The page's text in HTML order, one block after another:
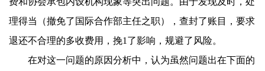
理得当（撤免了国际合作部主任之职），查封了账目，要求
退还不合理的多收费用，挽1了影响，规避了风险。
在对这一问题的原因分析中，认为虽然问题出在下面的